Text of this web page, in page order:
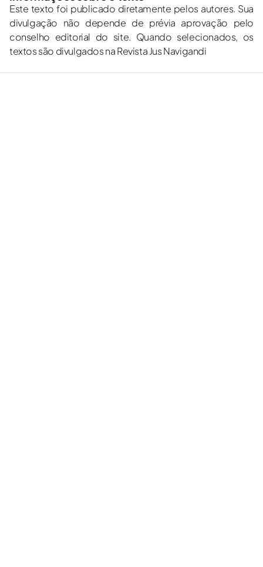
Este texto foi publicado diretamente pelos autores. Sua
divulgação não depende de prévia aprovação pelo
conselho editorial do site. Quando selecionados, os
textos são divulgados na Revista Jus Navigandi